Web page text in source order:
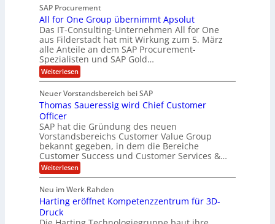
f
b
e
i
I
F
S
e
z
i
a
l
i
s
J
u
l
i
a
H
u
b
e
r
n
e
n
n
t
C
T
O
V
P
S
a
l
e
s
-
S
e
c
u
r
i
t
y
y
s
e
m
S
t
e
l
l
r
i
SAP Procurement
All for One Group übernimmt Apsolut
Das IT-Consulting-Unternehmen All for One
aus Filderstadt hat mit Wirkung zum 5. März
alle Anteile an dem SAP Procurement-
Spezialisten und SAP Gold…
Weiterlesen:
A
l
f
r
O
n
e
G
r
o
p
ü
Neuer Vorstandsbereich bei SAP
Thomas Saueressig wird Chief Customer
Officer
SAP hat die Gründung des neuen
Vorstandsbereichs Customer Value Group
bekannt gegeben, in dem die Bereiche
Customer Success und Customer Services &…
Weiterlesen:
T
o
m
Neu im Werk Rahden
Harting eröffnet Kompetenzzentrum für 3D-
Druck